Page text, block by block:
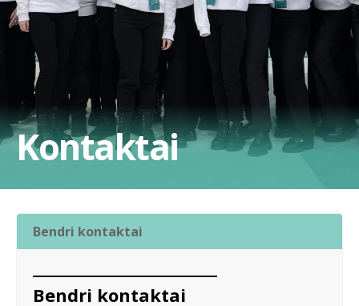
Kontaktai
Bendri kontaktai
Bendri kontaktai